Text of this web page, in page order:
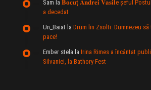
Sam la 𝐁𝐨𝐜𝐮ț 𝐀𝐧𝐝𝐫𝐞𝐢 𝐕𝐚𝐬𝐢𝐥e şeful
a decedat
Un_Baiat la Drum lin Zsolti. Dumnezeu sã
pace!
Ember stela la Irina Rimes a încântat
Silvaniei, la Bathory Fest